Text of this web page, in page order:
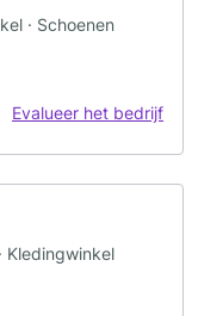
· Schoenen
Evalueer het bedrijf
Kledingwinkel